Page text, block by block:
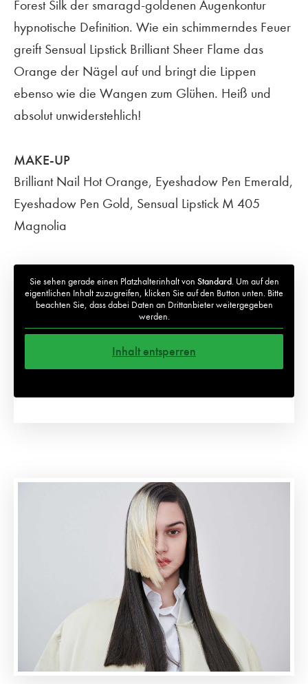
Forest Silk der smaragd-goldenen Augenkontur
hypnotische Definition. Wie ein schimmerndes Feuer
greift Sensual Lipstick Brilliant Sheer Flame das
Orange der Nägel auf und bringt die Lippen
ebenso wie die Wangen zum Glühen. Heiß und
absolut unwiderstehlich!
MAKE-UP
Brilliant Nail Hot Orange, Eyeshadow Pen Emerald,
Eyeshadow Pen Gold, Sensual Lipstick M 405
Magnolia
Sie sehen gerade einen Platzhalterinhalt von Standard. Um auf den
eigentlichen Inhalt zuzugreifen, klicken Sie auf den Button unten. Bitte
beachten Sie, dass dabei Daten an Drittanbieter weitergegeben
werden.
Inhalt entsperren